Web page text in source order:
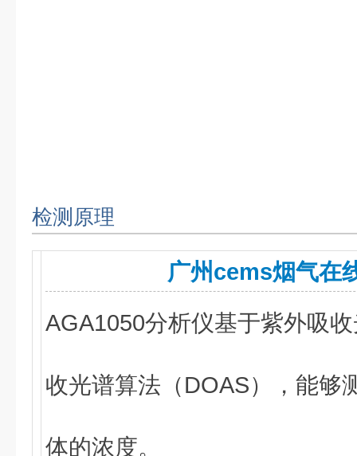
检测原理
广州cems烟气在
AGA1050分析仪基于紫外吸
收光谱算法（DOAS），能够
体的浓度。